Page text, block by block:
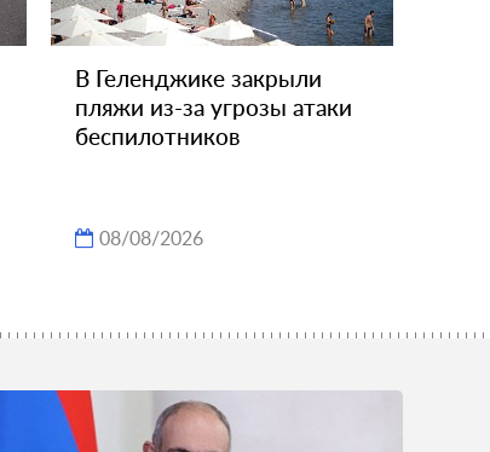
В Геленджике закрыли
пляжи из-за угрозы атаки
беспилотников
08/08/2026